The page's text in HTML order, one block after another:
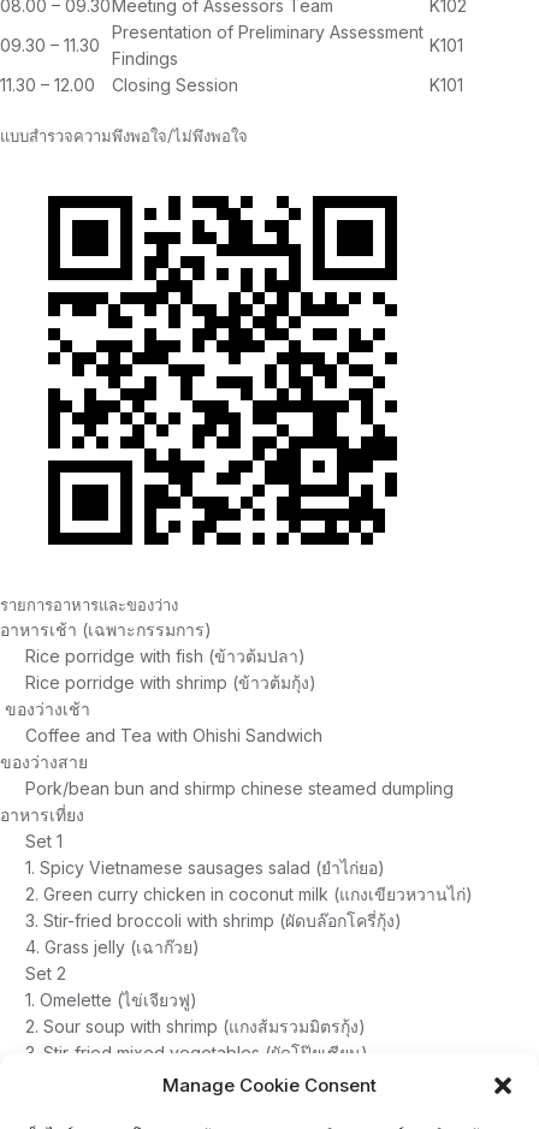
Manage Cookie Consent
08.00 – 09.30Meeting of Assessors Team
K102
09.30 – 11.30
Presentation of Preliminary Assessment
Findings
K101
11.30 – 12.00
Closing Session K101
แบบสำรวจความพึงพอใจ/ไม่พึงพอใจ
รายการอาหารและของว่าง
อาหารเช้า (เฉพาะกรรมการ)
Rice porridge with fish (ข้าวต้มปลา)
Rice porridge with shrimp (ข้าวต้มกุ้ง)
ของว่างเช้า
Coffee and Tea with Ohishi Sandwich
ของว่างสาย
Pork/bean bun and shirmp chinese steamed dumpling
อาหารเที่ยง
Set 1
1. Spicy Vietnamese sausages salad (ยำไก่ยอ)
2. Green curry chicken in coconut milk (แกงเขียวหวานไก่)
3. Stir-fried broccoli with shrimp (ผัดบล๊อกโครี่กุ้ง)
4. Grass jelly (เฉาก๊วย)
Set 2
1. Omelette (ไข่เจียวฟู)
2. Sour soup with shrimp (แกงส้มรวมมิตรกุ้ง)
3. Stir-fried mixed vegetables (ผัดโป๊ยเซียน)
4. Bananas in coconut sauce (กล้วยบวดชี)